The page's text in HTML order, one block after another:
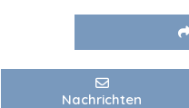
Nachrichten